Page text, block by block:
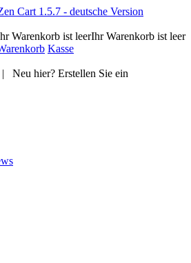
Warenkorb ist leer
Kasse
Ihr Warenkorb ist leer
|
Neu hier? Erstellen Sie ein